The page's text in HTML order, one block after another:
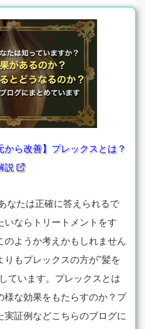
から改善】プレックスとは？
説
なたは正確に答えられるで
いならトリートメントをす
のようか考えかもしれません
りもプレックスの方が"髪を
ています。プレックスとは
様な効果をもたらすのか？プ
実証例などこちらのブログに